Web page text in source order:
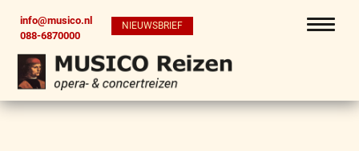
info@musico.nl
088-6870000
NIEUWSBRIEF